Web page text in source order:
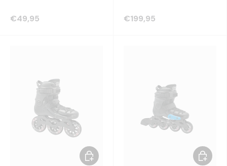
€49,95 €199,95
Kies mogelijkheden Kies